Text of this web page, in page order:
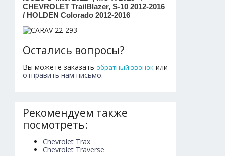
CHEVROLET TrailBlazer, S-10 2012-2016
/ HOLDEN Colorado 2012-2016
Остались вопросы?
Вы можете заказать обратный звонок или
отправить нам письмо.
Рекомендуем также
посмотреть:
Chevrolet Trax
Chevrolet Traverse